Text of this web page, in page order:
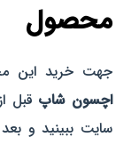
محصول
جهت خرید این
اچسون شاپقبل
سایت ببینید و